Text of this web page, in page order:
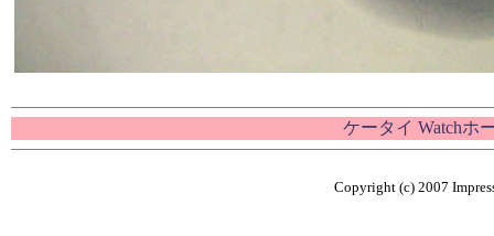
ケータイ Watchホ
Copyright (c) 2007